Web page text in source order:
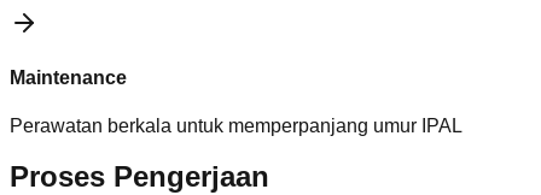
Maintenance
Perawatan berkala untuk memperpanjang umur IPAL
Proses Pengerjaan